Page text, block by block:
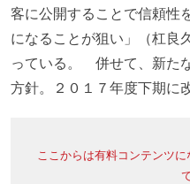
客に公開することで信頼性
になることが狙い」（杠良
っている。 併せて、新た
方針。２０１７年度下期に
ここからは有料コンテンツ